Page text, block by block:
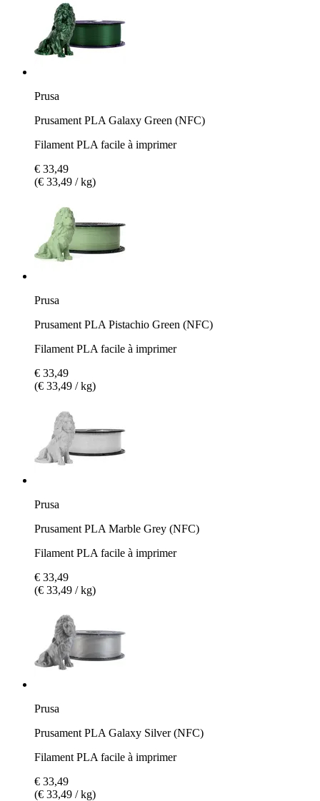
Prusa
Prusament PLA Galaxy Green (NFC)
Filament PLA facile à imprimer
€ 33,49
(€ 33,49 / kg)
Prusa
Prusament PLA Pistachio Green (NFC)
Filament PLA facile à imprimer
€ 33,49
(€ 33,49 / kg)
Prusa
Prusament PLA Marble Grey (NFC)
Filament PLA facile à imprimer
€ 33,49
(€ 33,49 / kg)
Prusa
Prusament PLA Galaxy Silver (NFC)
Filament PLA facile à imprimer
€ 33,49
(€ 33,49 / kg)